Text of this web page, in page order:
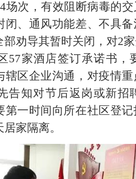
场次，有效阻断病毒的
闭、通风功能差、不具
部劝导其暂时关闭，对2
57家酒店签订承诺书，
辖区企业沟通，对疫情
告知对节后返岗或新招
第一时间向所在社区登
家隔离。